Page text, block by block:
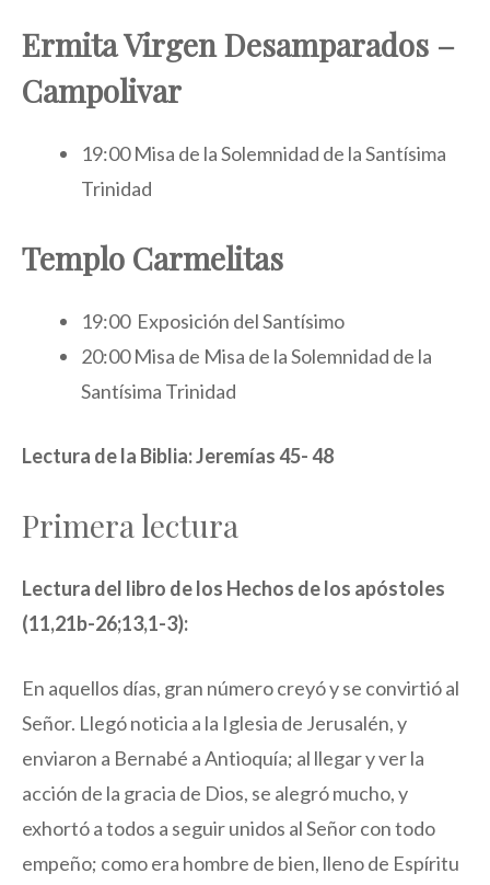
Ermita Virgen Desamparados –
Campolivar
19:00 Misa de la Solemnidad de la Santísima
Trinidad
Templo Carmelitas
19:00 Exposición del Santísimo
20:00 Misa de Misa de la Solemnidad de la
Santísima Trinidad
Lectura de la Biblia: Jeremías 45- 48
Primera lectura
Lectura del libro de los Hechos de los apóstoles
(11,21b-26;13,1-3):
En aquellos días, gran número creyó y se convirtió al
Señor. Llegó noticia a la Iglesia de Jerusalén, y
enviaron a Bernabé a Antioquía; al llegar y ver la
acción de la gracia de Dios, se alegró mucho, y
exhortó a todos a seguir unidos al Señor con todo
empeño; como era hombre de bien, lleno de Espíritu